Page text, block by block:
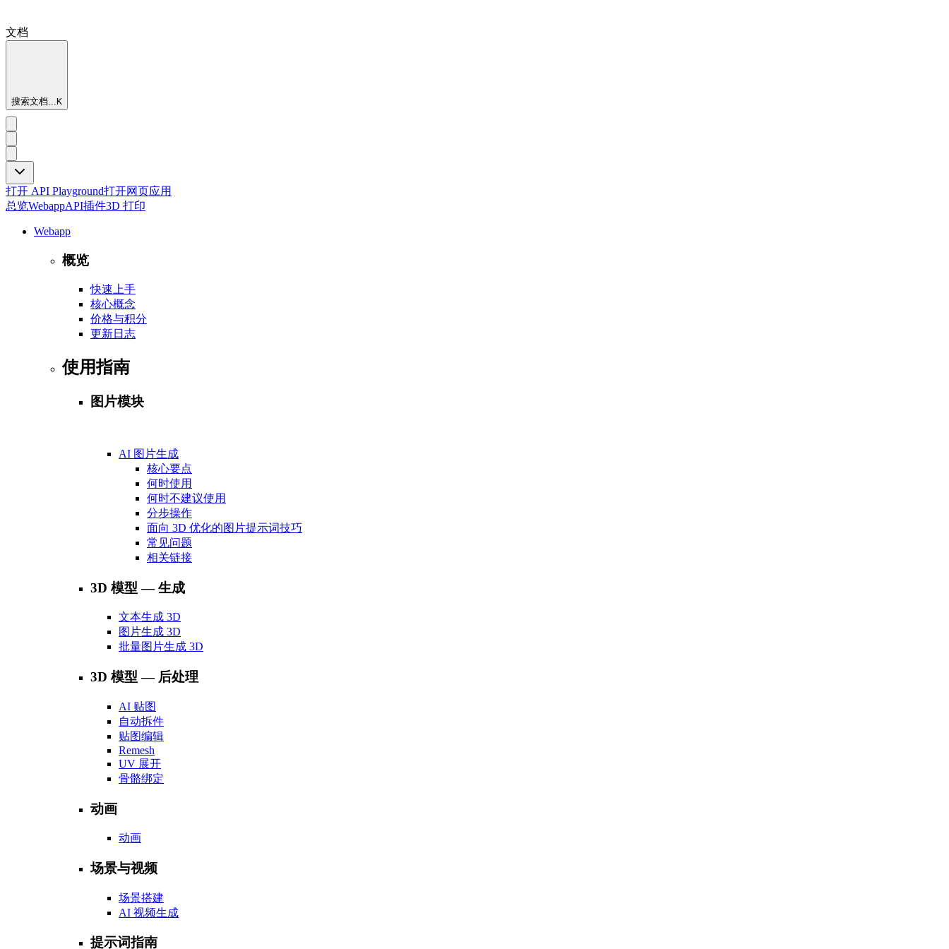
文档
搜索文档...K
打开 API Playground打开网页应用
总览WebappAPI插件3D 打印
Webapp
概览
快速上手
核心概念
价格与积分
更新日志
使用指南
图片模块
AI 图片生成
核心要点
何时使用
何时不建议使用
分步操作
面向 3D 优化的图片提示词技巧
常见问题
相关链接
3D 模型 — 生成
文本生成 3D
图片生成 3D
批量图片生成 3D
3D 模型 — 后处理
AI 贴图
自动拆件
贴图编辑
Remesh
UV 展开
骨骼绑定
动画
动画
场景与视频
场景搭建
AI 视频生成
提示词指南